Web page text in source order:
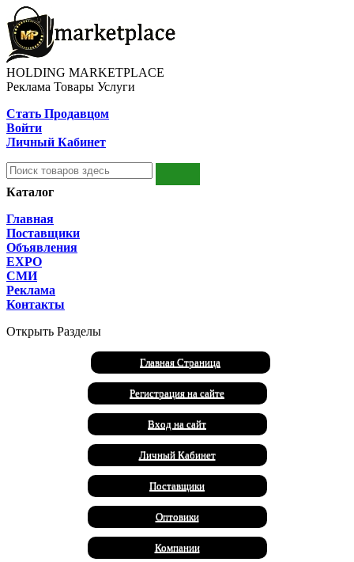
HOLDING MARKETPLACE
Реклама Товары Услуги
Стать Продавцом
Войти
Личный Кабинет
Каталог
Главная
Поставщики
Объявления
EXPO
СМИ
Реклама
Контакты
Открыть Разделы
Главная Страница
Регистрация на сайте
Вход на сайт
Личный Кабинет
Поставщики
Оптовики
Компании